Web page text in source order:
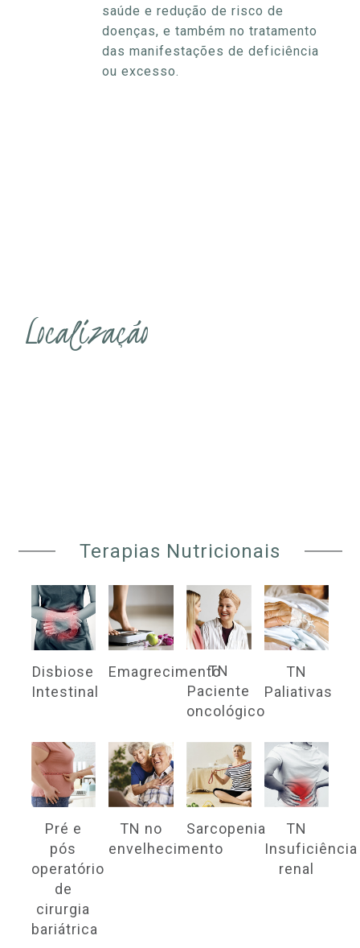
saúde e redução de risco de
doenças, e também no tratamento
das manifestações de deficiência
ou excesso.
Localização
Terapias Nutricionais
Disbiose
Intestinal
Emagrecimento
TN
Paciente
oncológico
TN
Paliativas
Pré e
pós
operatório
de
cirurgia
bariátrica
TN no
envelhecimento
Sarcopenia
TN
Insuficiência
renal